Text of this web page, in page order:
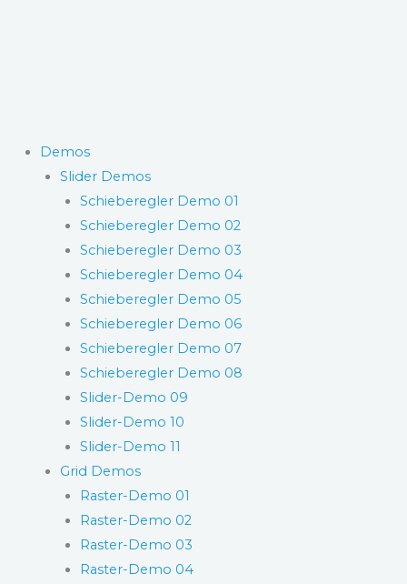
Demos
Slider Demos
Schieberegler Demo 01
Schieberegler Demo 02
Schieberegler Demo 03
Schieberegler Demo 04
Schieberegler Demo 05
Schieberegler Demo 06
Schieberegler Demo 07
Schieberegler Demo 08
Slider-Demo 09
Slider-Demo 10
Slider-Demo 11
Grid Demos
Raster-Demo 01
Raster-Demo 02
Raster-Demo 03
Raster-Demo 04